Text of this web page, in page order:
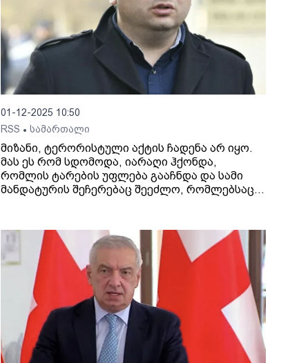
01-12-2025 10:50
RSS • სამართალი
მიზანი, ტერორისტული აქტის ჩადენა არ იყო.
მას ეს რომ სდომოდა, იარაღი ჰქონდა,
რომლის ტარების უფლება გააჩნდა და სამი
მანდატურის შეჩერებაც შეეძლო, რომლებსაც
რეხვიაშვილმა, სასამართლო სხდომის
დაწყებამდე განაცხადა.